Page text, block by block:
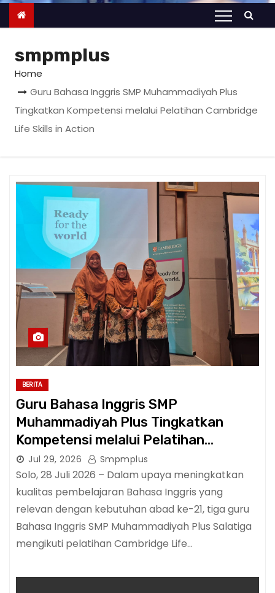
smpmplus
Home
Guru Bahasa Inggris SMP Muhammadiyah Plus
Tingkatkan Kompetensi melalui Pelatihan Cambridge
Life Skills in Action
BERITA
Guru Bahasa Inggris SMP
Muhammadiyah Plus Tingkatkan
Kompetensi melalui Pelatihan
Cambridge Life Skills in Action
Jul 29, 2026 Smpmplus
Solo, 28 Juli 2026 – Dalam upaya meningkatkan
kualitas pembelajaran Bahasa Inggris yang
relevan dengan kebutuhan abad ke-21, tiga guru
Bahasa Inggris SMP Muhammadiyah Plus Salatiga
mengikuti pelatihan Cambridge Life…